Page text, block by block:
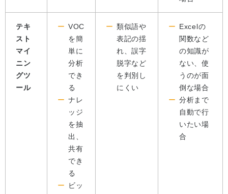
テキ
スト
マイ
ニン
グツ
ール
VOC
を簡
単に
分析
でき
る
ナレ
ッジ
を抽
出、
共有
でき
る
ビッ
類似語や
表記の揺
れ、誤字
脱字など
を判別し
にくい
Excelの
関数など
の知識が
ない、使
うのが面
倒な場合
分析まで
自動で行
いたい場
合